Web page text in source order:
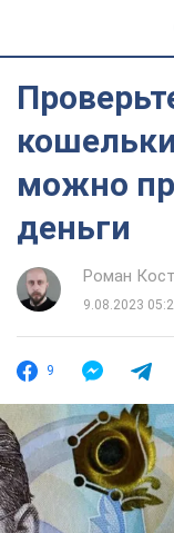
можно
деньги
Роман
9.08.2023
9